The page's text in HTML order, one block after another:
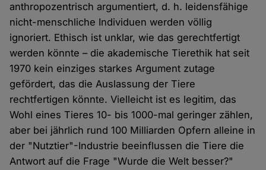
anthropozentrisch argumentiert, d. h. leidensfähige
nicht-menschliche Individuen werden völlig
ignoriert. Ethisch ist unklar, wie das gerechtfertigt
werden könnte – die akademische Tierethik hat seit
1970 kein einziges starkes Argument zutage
gefördert, das die Auslassung der Tiere
rechtfertigen könnte. Vielleicht ist es legitim, das
Wohl eines Tieres 10- bis 1000-mal geringer zählen,
aber bei jährlich rund 100 Milliarden Opfern alleine in
der "Nutztier"-Industrie beeinflussen die Tiere die
Antwort auf die Frage "Wurde die Welt besser?"